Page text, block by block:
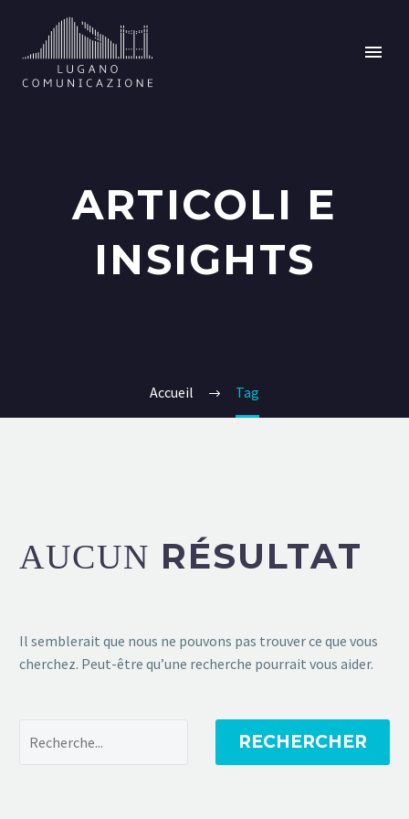
ARTICOLI E
INSIGHTS
Accueil Tag
AUCUN RÉSULTAT
Il semblerait que nous ne pouvons pas trouver ce que vous
cherchez. Peut-être qu’une recherche pourrait vous aider.
RECHERCHER